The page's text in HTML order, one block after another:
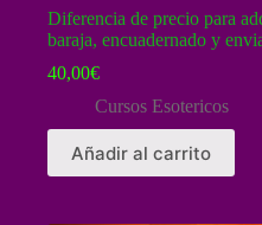
Diferencia de precio para
baraja, encuadernado y
40,00€
Cursos Esotericos
Añadir al carrito